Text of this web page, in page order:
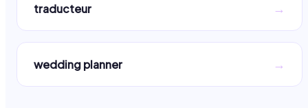
traducteur →
wedding planner →